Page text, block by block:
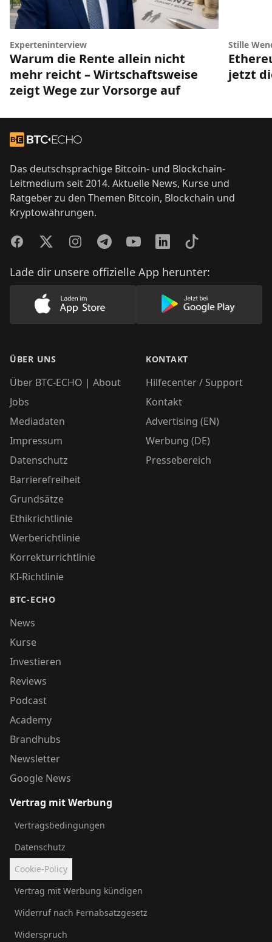
Experteninterview
Warum die Rente allein nicht
mehr reicht – Wirtschaftsweise
zeigt Wege zur Vorsorge auf
Stille
jetzt
Zur Startseite
Das deutschsprachige Bitcoin- und Blockchain-
Leitmedium seit 2014. Aktuelle News, Kurse und
Ratgeber zu den Themen Bitcoin, Blockchain und
Kryptowährungen.
FacebookTwitterInstagramTelegramYouTubeLinkedInTikTok
Lade dir unsere offizielle App herunter:
Lade unsere App im AppStore herunter
Lade unsere
ÜBER UNS
Über BTC-ECHO | About
Jobs
Mediadaten
Impressum
Datenschutz
Barrierefreiheit
Grundsätze
Ethikrichtlinie
Werberichtlinie
Korrekturrichtlinie
KI-Richtlinie
BTC-ECHO
News
Kurse
Investieren
Reviews
Podcast
Academy
Brandhubs
Newsletter
Google News
KONTAKT
Hilfecenter / Support
Kontakt
Advertising (EN)
Werbung (DE)
Pressebereich
Vertrag mit Werbung
Vertragsbedingungen
Datenschutz
Cookie-Policy
Vertrag mit Werbung kündigen
Widerruf nach Fernabsatzgesetz
Widerspruch